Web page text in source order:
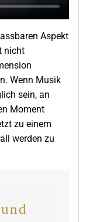
Aspekt
nicht
Wenn Musik
sein, an
Moment
zu einem
werden zu